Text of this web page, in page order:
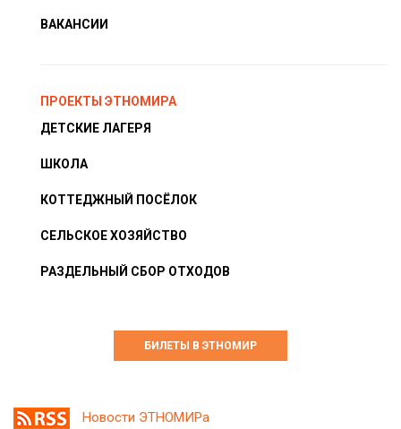
ВАКАНСИИ
ПРОЕКТЫ ЭТНОМИРА
ДЕТСКИЕ ЛАГЕРЯ
ШКОЛА
КОТТЕДЖНЫЙ ПОСЁЛОК
СЕЛЬСКОЕ ХОЗЯЙСТВО
РАЗДЕЛЬНЫЙ СБОР ОТХОДОВ
БИЛЕТЫ В ЭТНОМИР
Новости ЭТНОМИРа